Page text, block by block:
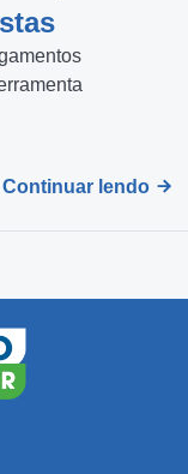
Continuar lendo